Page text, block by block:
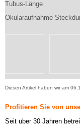
Tubus-Länge
Okularaufnahme
Diesen Artikel haben wir am
Profitieren Sie von
Seit über 30 Jahren